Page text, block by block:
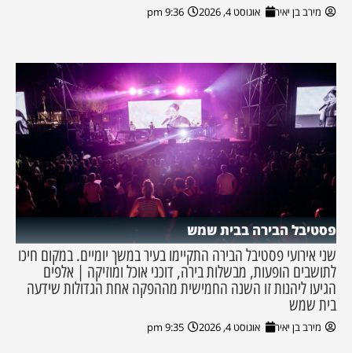
מירב בן יאיר אוגוסט 4, 2026 9:36 pm
פסטיבל הבירה בבית שמש
שני אירועי פסטיבל הבירה התקיימו בעיר במשך יומיים. במקום חיכו
לתושבים הופעות, מבשלות בירה, דוכני אוכל ומוזיקה | אלפים
הגיעו ליהנות זו השנה החמישית מההפקה אחת הגדולות שידעה
בית שמש
מירב בן יאיר אוגוסט 4, 2026 9:35 pm